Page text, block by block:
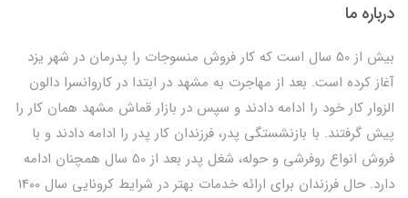
درباره ما
بیش از 50 سال است که کار فروش منسوجات را پدرمان در شهر یزد
آغاز کرده است. بعد از مهاجرت به مشهد در ابتدا در کاروانسرا دالون
الزوار کار خود را ادامه دادند و سپس در بازار قماش مشهد همان کار را
پیش گرفتند. با بازنشستگی پدر، فرزندان کار پدر را ادامه دادند و با
فروش انواع روفرشی و حوله، شغل پدر بعد از 50 سال همچنان ادامه
دارد. حال فرزندان برای ارائه خدمات بهتر در شرایط کرونایی سال 1400